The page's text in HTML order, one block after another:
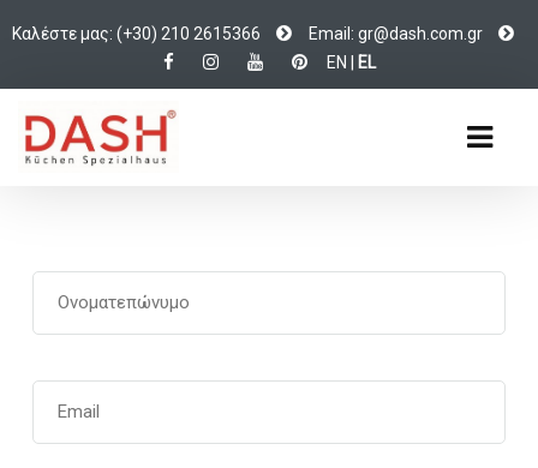
Καλέστε μας: (+30) 210 2615366 Email: rg.mo
c.hsa
d@rg
EN
EL